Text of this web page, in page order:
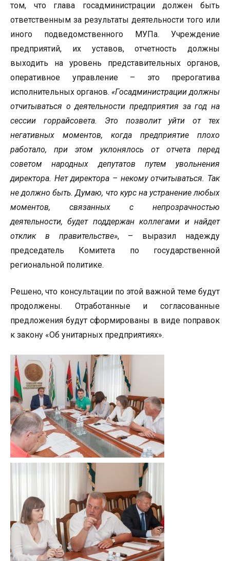
том, что глава госадминистрации должен быть
ответственным за результаты деятельности того или
иного подведомственного МУПа. Учреждение
предприятий, их уставов, отчетность должны
выходить на уровень представительных органов,
оперативное управление – это прерогатива
исполнительных органов. «Госадминистрации должны
отчитываться о деятельности предприятия за год на
сессии горрайсовета. Это позволит уйти от тех
негативных моментов, когда предприятие плохо
работало, при этом уклонялось от отчета перед
советом народных депутатов путем увольнения
директора. Нет директора – некому отчитываться. Так
не должно быть. Думаю, что курс на устранение любых
моментов, связанных с непрозрачностью
деятельности, будет поддержан коллегами и найдет
отклик в правительстве», – выразил надежду
председатель Комитета по государственной
региональной политике.
Решено, что консультации по этой важной теме будут
продолжены. Отработанные и согласованные
предложения будут сформированы в виде поправок
к закону «Об унитарных предприятиях».